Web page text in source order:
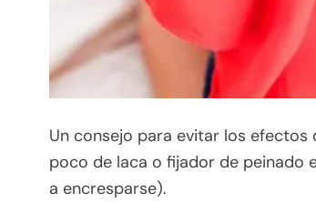
Un consejo para evitar los
poco de laca o fijador de peinado
a encresparse).